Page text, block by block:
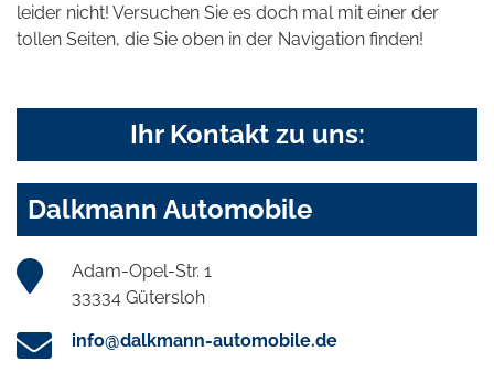
leider nicht! Versuchen Sie es doch mal mit einer der
tollen Seiten, die Sie oben in der Navigation finden!
Ihr Kontakt zu uns:
Dalkmann Automobile
Adam-Opel-Str. 1
33334 Gütersloh
info@dalkmann-automobile.de